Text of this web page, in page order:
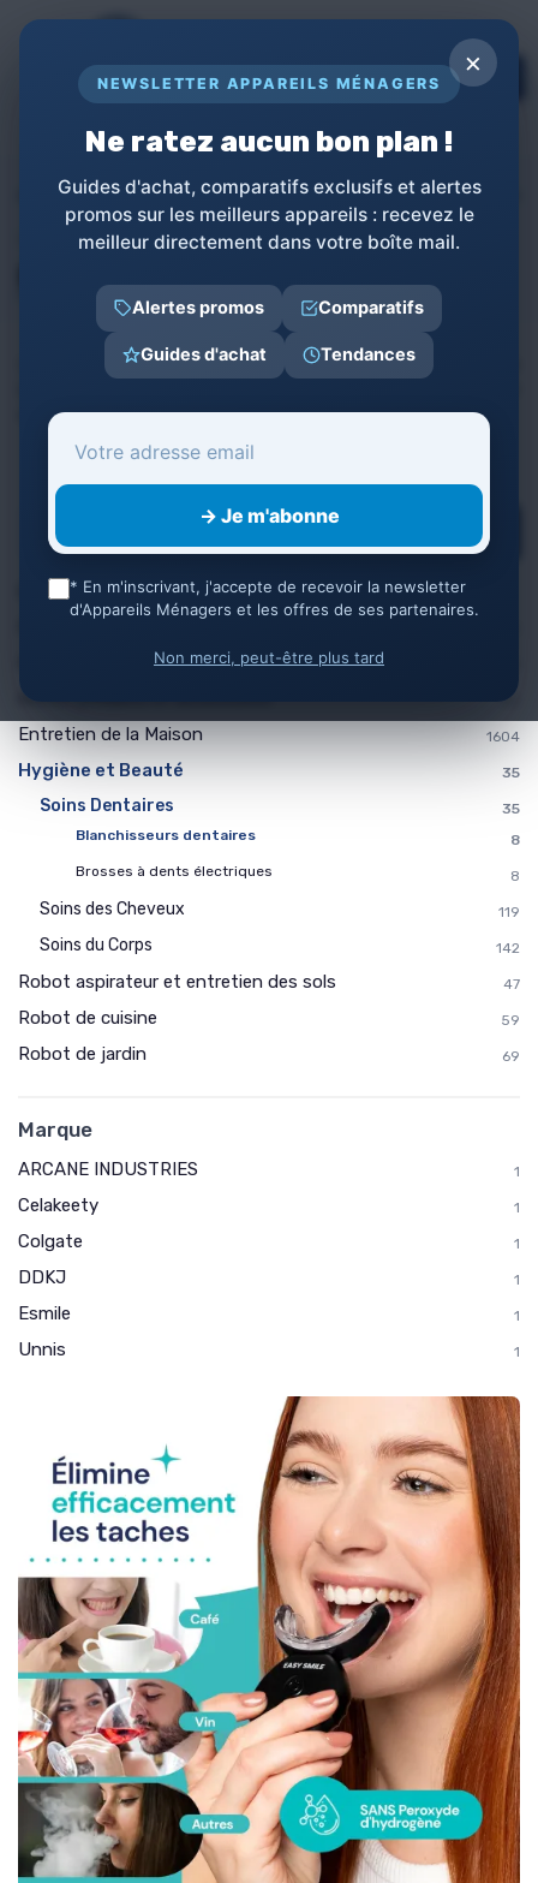
LE GUIDE COMPLET POUR APPAREILS
MÉNAGERS
TOPs
Appareils ménagers Shopping Hygiène et Beauté Soins
Hygiène et Beauté ≫ Soins Dentaires
Blanchisseurs dentaires
Les meilleurs kits de blanchiment dentaire à domicile
efficacité et leur respect de l'émail.
Catégories
Appareils de Bricolage et Jardinage
Appareils de Cuisine
Autres produits et accessoires 83
Entretien de la Maison 1604
Hygiène et Beauté 35
Soins Dentaires
35
Blanchisseurs dentaires
8
Brosses à dents électriques
8
Soins des Cheveux 119
Soins du Corps 142
Robot aspirateur et entretien des sols 47
Robot de cuisine 59
Robot de jardin 69
Marque
ARCANE INDUSTRIES 1
Celakeety 1
Colgate 1
DDKJ 1
Esmile 1
Unnis 1
×
NEWSLETTER APPAREILS MÉNAGERS
Ne ratez aucun bon plan !
Guides d'achat, comparatifs exclusifs et alertes
promos sur les meilleurs appareils : recevez le
meilleur directement dans votre boîte mail.
Alertes promos Comparatifs
Guides d'achat Tendances
→ Je m'abonne
* En m'inscrivant, j'accepte de recevoir la newsletter
d'Appareils Ménagers et les offres de ses partenaires.
Non merci, peut-être plus tard
Panneau de gestion des cookies